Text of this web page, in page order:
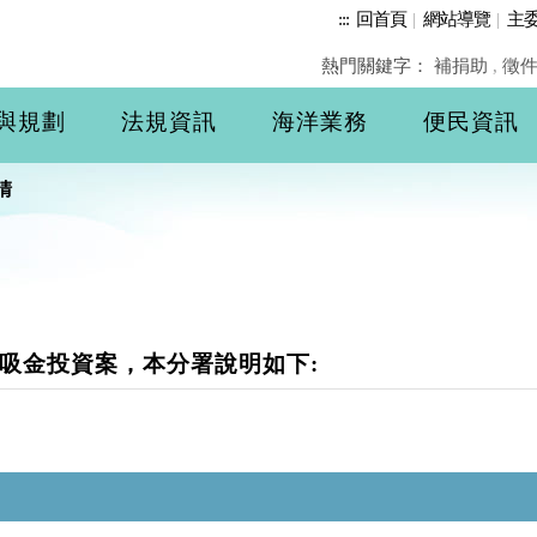
::: 回首頁| 網站導覽 | 主
熱門關鍵字： 補捐助 , 徵件
規劃 法規資訊 海洋業務 便民資訊
金投資案，本分署說明如下: